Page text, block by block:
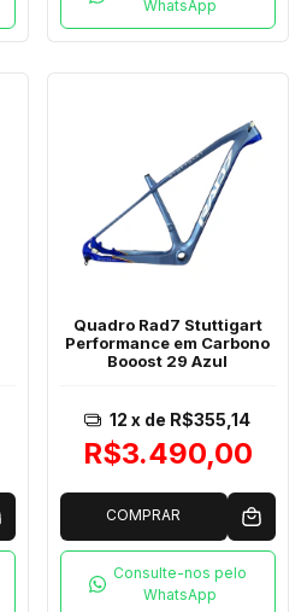
WhatsApp
Quadro Rad7 Stuttigart
Performance em Carbono
Booost 29 Azul
R$3.490,00
12 x de R$355,14
COMPRAR
Consulte-nos pelo
WhatsApp